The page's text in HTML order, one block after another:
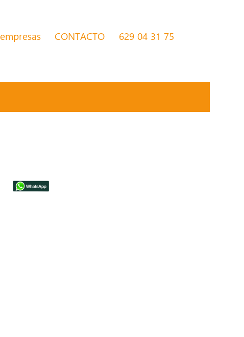
empresas CONTACTO 629 04 31 75